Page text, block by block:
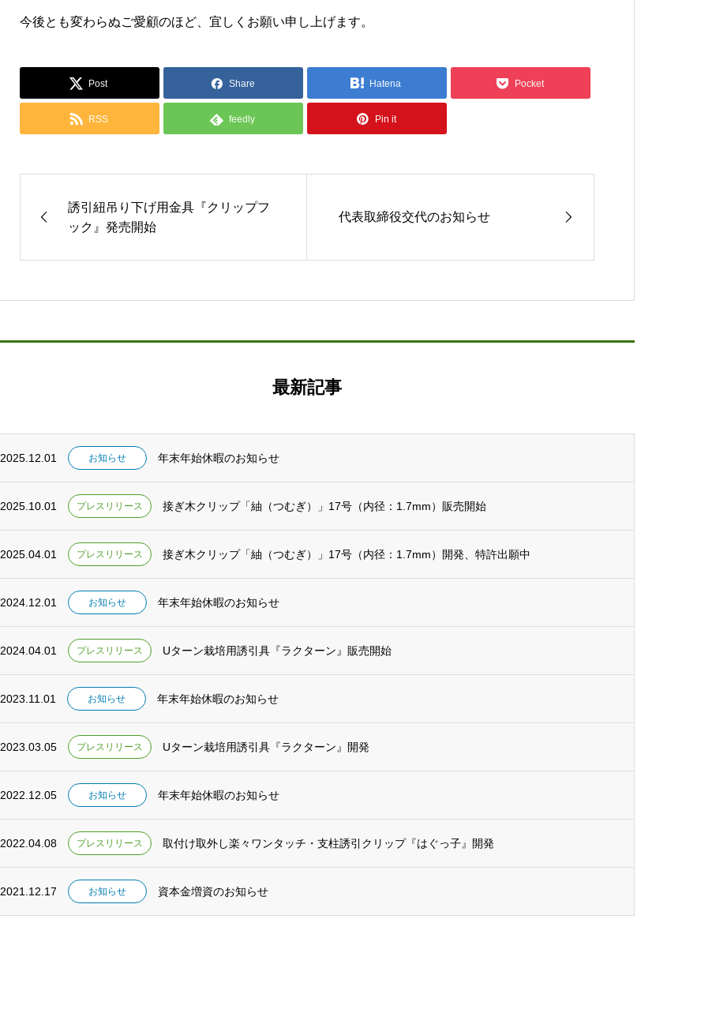
今後とも変わらぬご愛顧のほど、宜しくお願い申し上げます。
Post Share Hatena Pocket
RSS feedly Pin it
誘引紐吊り下げ用金具『クリップフ
ック』発売開始
代表取締役交代のお知らせ
最新記事
2025.12.01 お知らせ 年末年始休暇のお知らせ
2025.10.01 プレスリリース 接ぎ木クリップ「紬（つむぎ）」17号（内径：1.7mm）販売開始
2025.04.01 プレスリリース 接ぎ木クリップ「紬（つむぎ）」17号（内径：1.7mm）開発、特許出願中
2024.12.01 お知らせ 年末年始休暇のお知らせ
2024.04.01 プレスリリース Uターン栽培用誘引具『ラクターン』販売開始
2023.11.01 お知らせ 年末年始休暇のお知らせ
2023.03.05 プレスリリース Uターン栽培用誘引具『ラクターン』開発
2022.12.05 お知らせ 年末年始休暇のお知らせ
2022.04.08 プレスリリース 取付け取外し楽々ワンタッチ・支柱誘引クリップ『はぐっ子』開発
2021.12.17 お知らせ 資本金増資のお知らせ